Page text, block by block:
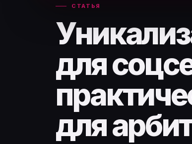
СТАТЬЯ
для
для